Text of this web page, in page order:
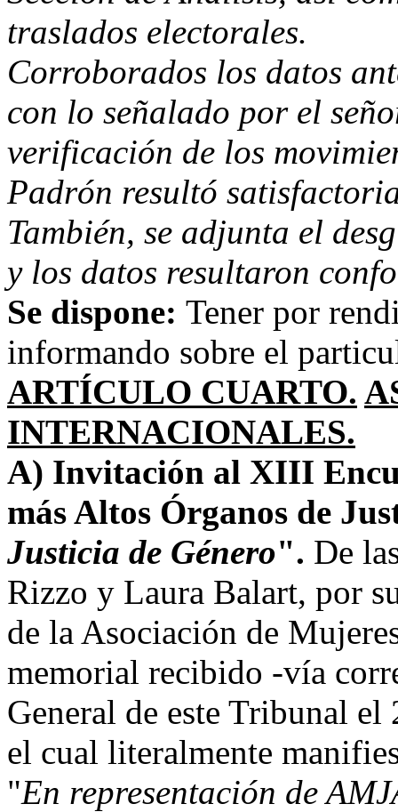
traslados electorales.
Corroborados los datos
con lo señalado por el
verificación de los
Padrón resultó
También, se adjunta el
y los datos resultaron
Se dispone: Tener por
informando sobre el
ARTÍCULO CUARTO.
INTERNACIONALES.
A) Invitación al XIII
más Altos Órganos de
Justicia de Género". De
Rizzo y Laura Balart, por
de la Asociación de
memorial recibido -vía
General de este Tribunal el
el cual literalmente
"En representación de